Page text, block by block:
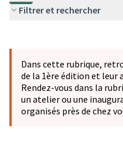
Filtrer et rechercher
−
Dans cette rubrique,
de la 1ère édition et leur
Rendez-vous dans la
un atelier ou une
organisés près de chez